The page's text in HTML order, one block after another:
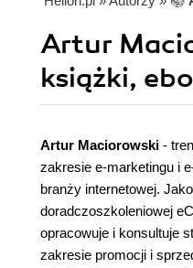
Artur
książki,
Artur Maciorowski -
zakresie e-marketingu i
branży internetowej.
doradczoszkoleniowej
opracowuje i konsultuje
zakresie promocji i